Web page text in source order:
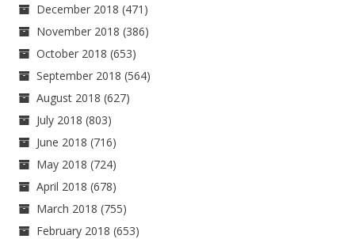
December 2018 (471)
November 2018 (386)
October 2018 (653)
September 2018 (564)
August 2018 (627)
July 2018 (803)
June 2018 (716)
May 2018 (724)
April 2018 (678)
March 2018 (755)
February 2018 (653)